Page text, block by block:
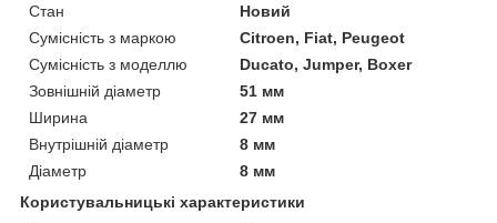
Стан
Новий
Сумісність з маркою
Citroen, Fiat, Peugeot
Сумісність з моделлю
Ducato, Jumper, Boxer
Зовнішній діаметр
51 мм
Ширина
27 мм
Внутрішній діаметр
8 мм
Діаметр
8 мм
Користувальницькі характеристики